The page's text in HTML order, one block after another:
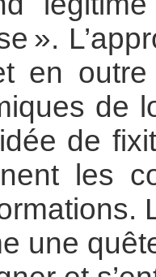
».
en
de
de
les
une